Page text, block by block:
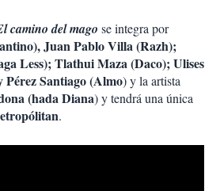
camino del mago se integra por
Juan Pablo Villa (Razh);
Less); Tlathui Maza (Daco); Ulises
Santiago (Almo) y la artista
(hada Diana) y tendrá una única
.